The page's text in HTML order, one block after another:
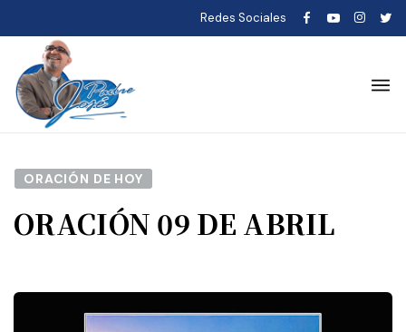
Redes Sociales
ORACIÓN DE HOY
ORACIÓN 09 DE ABRIL